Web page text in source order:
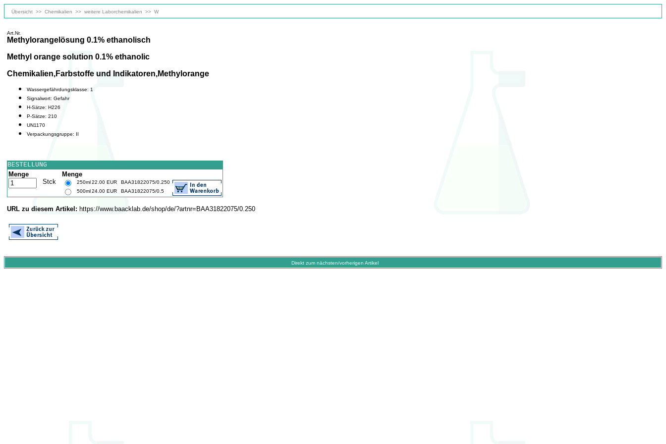
Übersicht >> Chemikalien >> weitere Laborchemikalien >> W
Art.Nr.
Methylorangelösung 0.1% ethanolisch
Methyl orange solution 0.1% ethanolic
Chemikalien,Farbstoffe und Indikatoren,Methylorange
Wassergefährdungsklasse: 1
Signalwort: Gefahr
H-Sätze: H226
P-Sätze: 210
UN1170
Verpackungsgruppe: II
BESTELLUNG
Menge
Stck
Menge
250ml22.00 EUR
BAA31822075/0.250
500ml24.00 EUR BAA31822075/0.5
URL zu diesem Artikel: https://www.baacklab.de/shop/de/?artnr=BAA31822075/0.250
Direkt zum nächsten/vorherigen Artikel